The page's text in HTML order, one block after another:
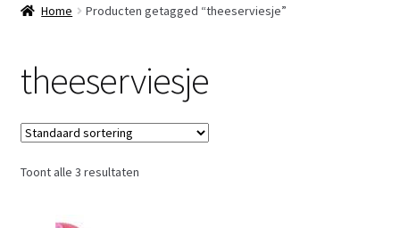
Afrekenen
Home Producten getagged “theeserviesje”
theeserviesje
Toont alle 3 resultaten